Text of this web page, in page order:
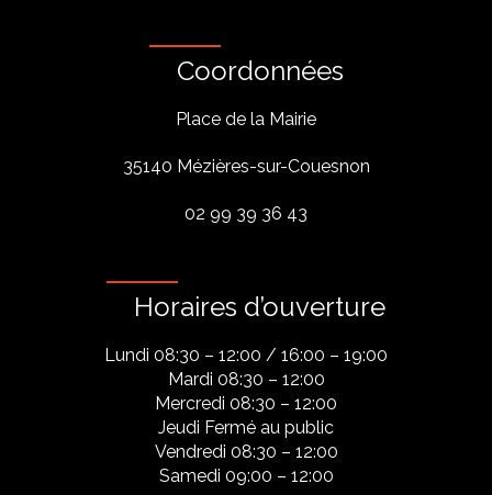
Coordonnées
Place de la Mairie
35140 Mézières-sur-Couesnon
02 99 39 36 43
Horaires d’ouverture
Lundi 08:30 – 12:00 / 16:00 – 19:00
Mardi 08:30 – 12:00
Mercredi 08:30 – 12:00
Jeudi Fermé au public
Vendredi 08:30 – 12:00
Samedi 09:00 – 12:00